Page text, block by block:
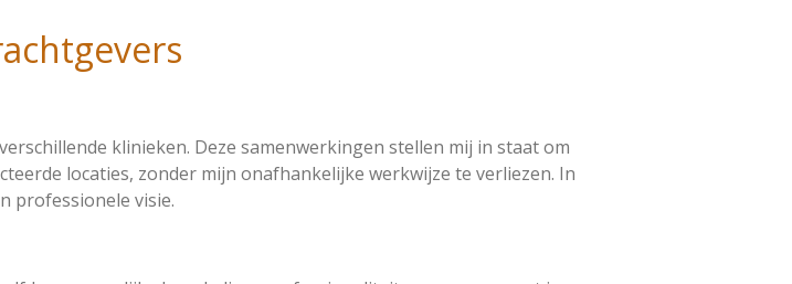
klinieken. Deze samenwerkingen stellen mij in staat om
locaties, zonder mijn onafhankelijke werkwijze te verliezen. In
professionele visie.